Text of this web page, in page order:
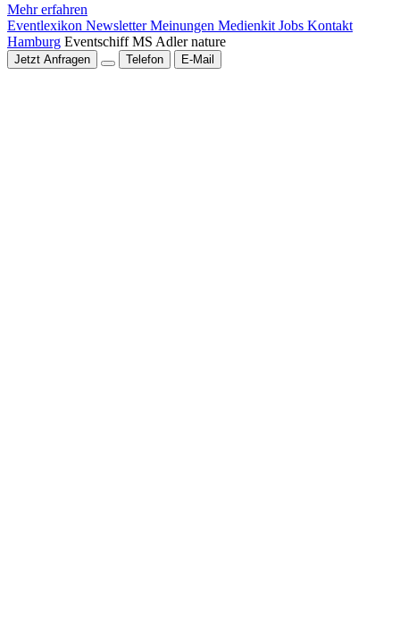
Mehr erfahren
Eventlexikon NewsletterMeinungen Medienkit Jobs Kontakt
Hamburg Eventschiff MS Adler nature
Jetzt Anfragen Telefon E-Mail